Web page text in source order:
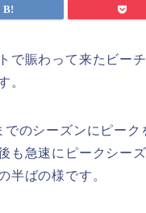
で賑わって来たビー
。
のシーズンにピー
も急速にピークシー
ばの様です。